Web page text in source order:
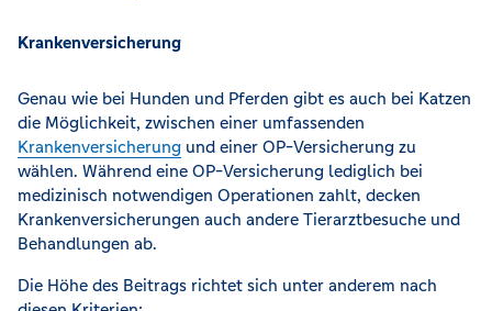
Krankenversicherung
Genau wie bei Hunden und Pferden gibt es auch bei Katzen
die Möglichkeit, zwischen einer umfassenden
Krankenversicherung und einer OP-Versicherung zu
wählen. Während eine OP-Versicherung lediglich bei
medizinisch notwendigen Operationen zahlt, decken
Krankenversicherungen auch andere Tierarztbesuche und
Behandlungen ab.
Die Höhe des Beitrags richtet sich unter anderem nach